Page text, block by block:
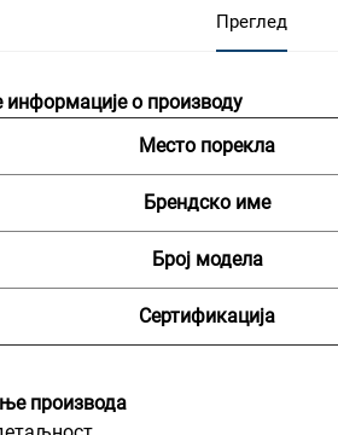
Преглед
о производу
Место порекла
Брендско име
Број модела
Сертификација
производа